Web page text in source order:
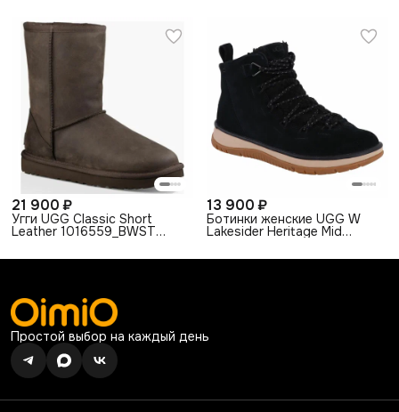
21 900 ₽
Угги UGG Classic Short
Leather 1016559_BWST
коричневые (37)
13 900 ₽
Ботинки женские UGG W
Lakesider Heritage Mid
замшевые черные (36.5)
Простой выбор на каждый день